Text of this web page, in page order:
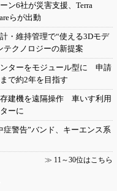
ン6社が災害支援、Terra
らが出動
・維持管理で“使える3Dモデ
クノロジーの新提案
ターをモジュール型に 申請
で約2年を目指す
存建機を遠隔操作 車いす利用
ーに
症警告”バンド、キーエンス系
≫ 11～30位はこちら